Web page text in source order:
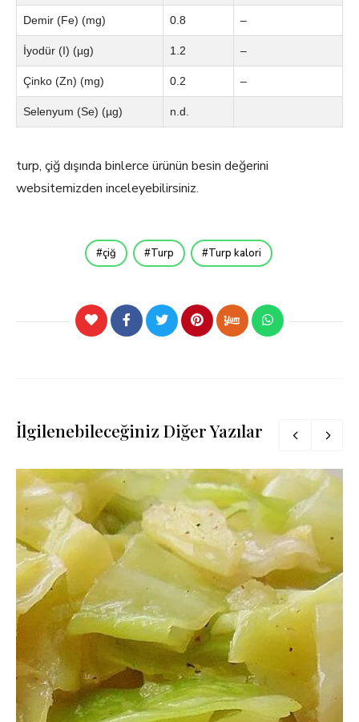
Demir (Fe) (mg) 0.8 –
İyodür (I) (µg) 1.2 –
Çinko (Zn) (mg) 0.2 –
Selenyum (Se) (µg) n.d.
turp, çiğ dışında binlerce ürünün besin değerini
websitemizden inceleyebilirsiniz.
çiğ Turp Turp kalori
İlgilenebileceğiniz Diğer Yazılar